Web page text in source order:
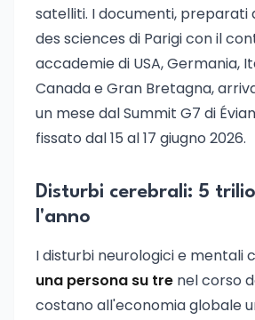
satelliti. I documenti, preparati
des sciences di Parigi con il
accademie di USA, Germania,
Canada e Gran Bretagna,
un mese dal Summit G7 di
fissato dal 15 al 17 giugno 2026.
Disturbi cerebrali: 5
l'anno
I disturbi neurologici e mentali
una persona su tre nel corso
costano all'economia globale